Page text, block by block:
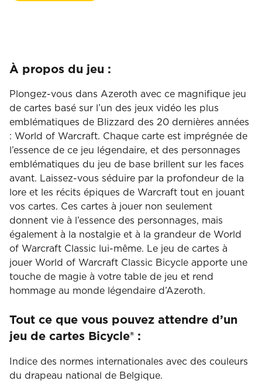
À propos du jeu :
Plongez-vous dans Azeroth avec ce magnifique jeu
de cartes basé sur l’un des jeux vidéo les plus
emblématiques de Blizzard des 20 dernières années
: World of Warcraft. Chaque carte est imprégnée de
l’essence de ce jeu légendaire, et des personnages
emblématiques du jeu de base brillent sur les faces
avant. Laissez-vous séduire par la profondeur de la
lore et les récits épiques de Warcraft tout en jouant
vos cartes. Ces cartes à jouer non seulement
donnent vie à l’essence des personnages, mais
également à la nostalgie et à la grandeur de World
of Warcraft Classic lui-même. Le jeu de cartes à
jouer World of Warcraft Classic Bicycle apporte une
touche de magie à votre table de jeu et rend
hommage au monde légendaire d’Azeroth.
Tout ce que vous pouvez attendre d’un
jeu de cartes Bicycle® :
Indice des normes internationales avec des couleurs
du drapeau national de Belgique.